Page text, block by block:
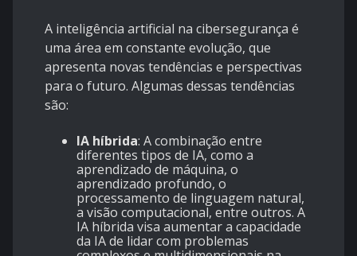
A inteligência artificial na cibersegurança é
uma área em constante evolução, que
apresenta novas tendências e perspectivas
para o futuro. Algumas dessas tendências
são:
IA híbrida: A combinação entre
diferentes tipos de IA, como a
aprendizado de máquina, o
aprendizado profundo, o
processamento de linguagem natural,
a visão computacional, entre outros. A
IA híbrida visa aumentar a capacidade
da IA de lidar com problemas